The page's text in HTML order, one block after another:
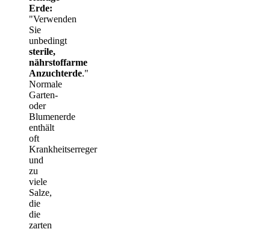
Erde:
"Verwenden
Sie
unbedingt
sterile,
nährstoffarme
Anzuchterde."
Normale
Garten-
oder
Blumenerde
enthält
oft
Krankheitserreger
und
zu
viele
Salze,
die
die
zarten